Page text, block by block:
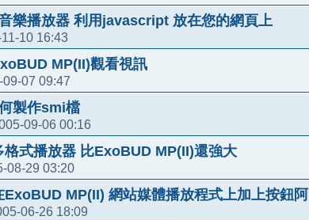
樂播放器 利用javascript 放在您的網頁上
10 16:43
MP(II)觀看視訊
09-07 09:47
製作smi檔
09-06 00:16
格式播放器 比ExoBUD MP(II)還強大
08-29 03:20
ExoBUD MP(II) 網站媒體播放程式上加上按鈕阿
06-26 18:09